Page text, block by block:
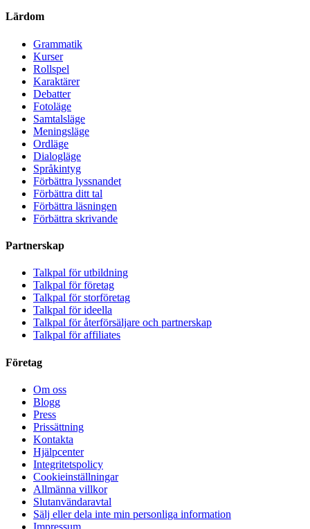
Lärdom
Grammatik
Kurser
Rollspel
Karaktärer
Debatter
Fotoläge
Samtalsläge
Meningsläge
Ordläge
Dialogläge
Språkintyg
Förbättra lyssnandet
Förbättra ditt tal
Förbättra läsningen
Förbättra skrivande
Partnerskap
Talkpal för utbildning
Talkpal för företag
Talkpal för storföretag
Talkpal för ideella
Talkpal för återförsäljare och partnerskap
Talkpal för affiliates
Företag
Om oss
Blogg
Press
Prissättning
Kontakta
Hjälpcenter
Integritetspolicy
Cookieinställningar
Allmänna villkor
Slutanvändaravtal
Sälj eller dela inte min personliga information
Impressum